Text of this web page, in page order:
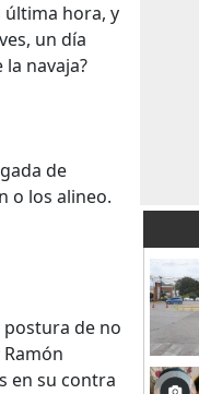
hora, y
un día
navaja?
de
o los alineo.
postura de no
en su contra